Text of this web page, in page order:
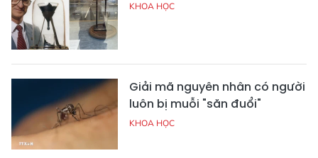
KHOA HỌC
Giải mã nguyên nhân có người
luôn bị muỗi "săn đuổi"
KHOA HỌC